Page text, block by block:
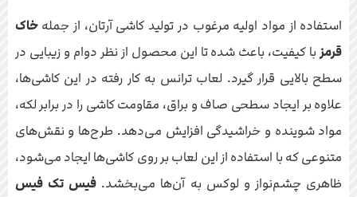
استفاده از مواد اولیه مرغوب در تولید کاشی آرتان، از جملهخاک
قرمزبا کیفیت، باعث شده تا این محصول از نظر دوام و زیبایی در
سطح بالایی قرار گیرد. لعاب ترانس به کار رفته در این کاشی‌ها،
علاوه بر ایجاد سطحی صاف و براق، مقاومت کاشی را در برابر لکه،
مواد شوینده و خراشیدگی افزایش می‌دهد. طرح‌ها و نقش‌های
متنوعی که با استفاده از این لعاب بر روی کاشی‌ها ایجاد می‌شود،
ظاهری چشم‌نواز و لوکس به آن‌ها می‌بخشد. فیس تک فیس